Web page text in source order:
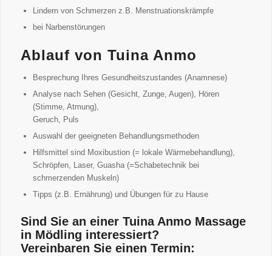
Lindern von Schmerzen z.B. Menstruationskrämpfe
bei Narbenstörungen
Ablauf von Tuina Anmo
Besprechung Ihres Gesundheitszustandes (Anamnese)
Analyse nach Sehen (Gesicht, Zunge, Augen), Hören
(Stimme, Atmung),
Geruch, Puls
Auswahl der geeigneten Behandlungsmethoden
Hilfsmittel sind Moxibustion (= lokale Wärmebehandlung),
Schröpfen, Laser, Guasha (=Schabetechnik bei
schmerzenden Muskeln)
Tipps (z.B. Ernährung) und Übungen für zu Hause
Sind Sie an einer Tuina Anmo Massage
in Mödling interessiert?
Vereinbaren Sie einen Termin: